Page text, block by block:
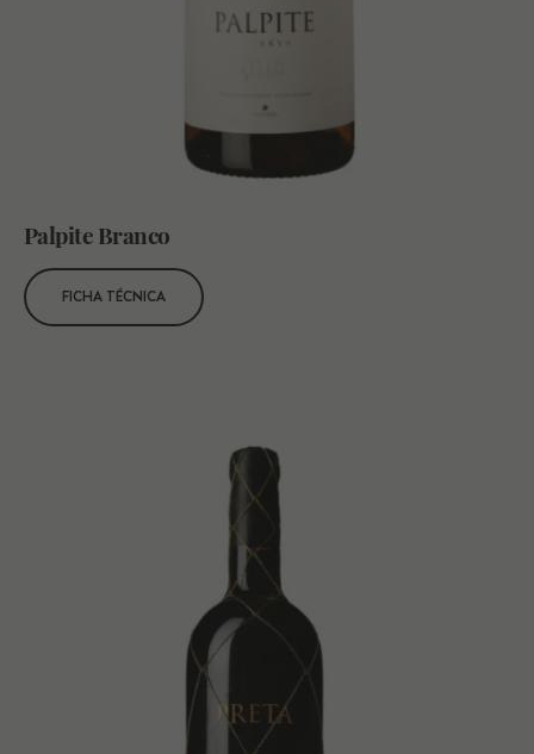
Palpite Branco
FICHA TÉCNICA